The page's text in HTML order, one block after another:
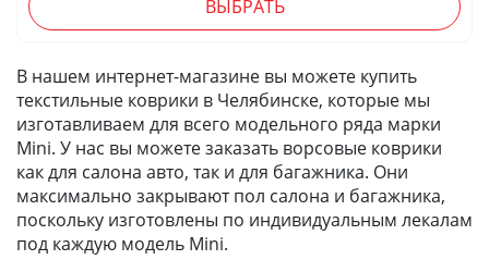
ВЫБРАТЬ
В нашем интернет-магазине вы можете купить
текстильные коврики в Челябинске, которые мы
изготавливаем для всего модельного ряда марки
Mini. У нас вы можете заказать ворсовые коврики
как для салона авто, так и для багажника. Они
максимально закрывают пол салона и багажника,
поскольку изготовлены по индивидуальным лекалам
под каждую модель Mini.